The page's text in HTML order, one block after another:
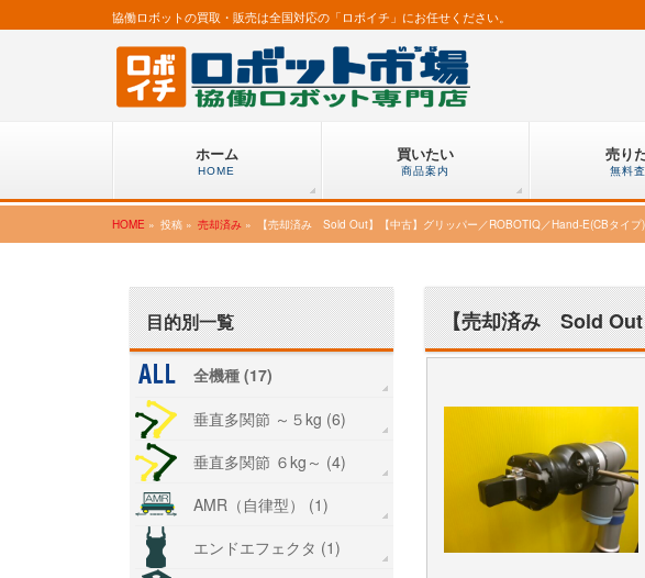
協働ロボットの買取・販売は全国対応の「ロボイチ」にお任せください。
ホーム
HOME
買いたい
商品案内
売り
無料
HOME » 投稿 » 売却済み » 【売却済み Sold Out】【中古】グリッパー／ROBOTIQ／Hand-E(CBタイプ)
【売却済み Sold Out
目的別一覧
全機種 (17)
垂直多関節 ～５kg (6)
垂直多関節 ６kg～ (4)
AMR（自律型） (1)
エンドエフェクタ (1)